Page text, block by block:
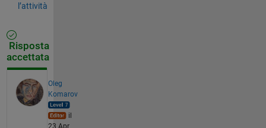
l’attività
Risposta
accettata
Oleg
Komarov
il
23 Apr